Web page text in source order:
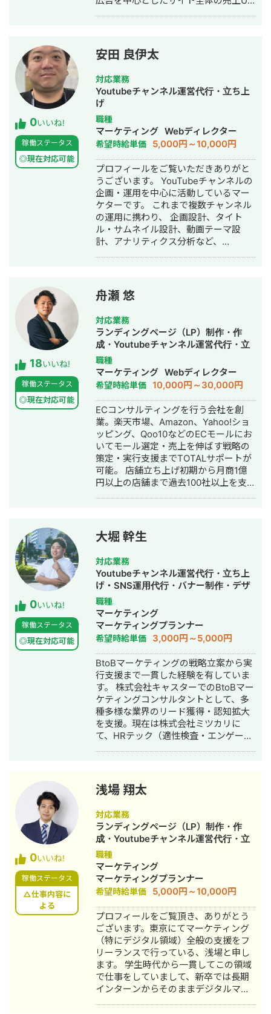
・人材紹介：toC/toBいずれも経験あり
・営業代行 ・SaaS ・広告代理店 ・飲
す。 データに連動して数値を改善して
いくアプローチでは90%以上の再現性
があります（期間限定キャンペーン、
アプリ無料登録など一部除く）。 経験
業種：EC通販系、学習塾、クリニッ
ク、工務店、歯科、英会話、留学、
WEB3.0、アパレル、士業、ブライダ
ル、人材、事務用品、工具、BtoB系な
ど ■独自性はWEB広告×GA4解析×独
自データ基盤（Tableau / Looker
Studio / BigQuery）で数値を徹底監視
して、ユーザー行動/心理に基づく
PDCAを素早く実行していることで
す。 最近はAI時代で、クリエイティブ
を①背景②素材③キャッチコピーに
分けて量産して、静止画、動画を顧客
の規定に合わせて高速でA/Bテスト行
い、成果改善につなげる実績も出し始
て独立。 業務委託歴：博報堂、富士
通、ゼビオ、EPARKなど10社以上 講師
歴：新潟大学EC特別講座、オンライン
サロン(2000人)広告講座など 海外カン
ファレンス：Tableauカンファレン
ス、ADVERTISING WEEK、SMX、
Pubcon ■BIツールTableauなどによる
KPIダッシュボード、データ基盤構築、
レポート+分析提案、自動化支援も行っ
ています。全顧客に対して、完全自動
化で前日までの流入、CVの数値がすぐ
分かるようにしています。 ■外注者、
パートナーは常に探しているので、提
携できる方のご連絡も大歓迎です！！
0いいね!
稼働ステータス
◎現在対応可能
安田 良伊太
対応業務
Youtubeチャンネル運営代行・立ち上
げ
職種
マーケティング Webディレクター
希望時給単価 5,000円～10,000円
プロフィールをご覧いただきありがと
うございます。 YouTubeチャンネルの
企画・運用を中心に活動しているマー
ケターです。 これまで複数チャンネル
の運用に携わり、 企画設計、タイト
ル・サムネイル設計、動画テーマ設
計、アナリティクス分析など、
レッション などのデータを基に分析を
行い、 再現性のあるチャンネル運用を
重視しています。 現在はYouTubeを軸
とした コンテンツマーケティングの支
援を行っており、 チャンネル立ち上げ
から既存チャンネルの改善まで対応可
能です。 企画・分析・運用まで一貫し
て対応できますので、 YouTube運用に
ついてお気軽にご相談ください。
18いいね!
稼働ステータス
◎現在対応可能
舟瀬 悠
対応業務
ランディングページ（LP）制作・作
成・Youtubeチャンネル運営代行・立
ち上げ・ECサイト構築・ネットショッ
プ作成代行・SEO対策・SNS運用代
行・ホームページ制作・作成・バナー
制作・デザイン・ロゴデザイン・作
成・リスティング広告運用代行・オウ
ンドメディア制作・構築・運用代行・
動画制作・動画編集
職種
マーケティング Webディレクター
希望時給単価 10,000円～30,000円
ECコンサルティングを行う会社を創
業。楽天市場、Amazon、Yahoo!ショ
ッピング、Qoo10などのECモールにお
いてモール選定・売上を伸ばす戦略の
策定・実行支援までTOTALサポートが
可能。 店舗立ち上げ初期から月商1億
円以上の店舗まで過去100社以上を支援
ルハックを得意としており多くの店舗
でモール内ランキング1位を獲得。
0いいね!
稼働ステータス
◎現在対応可能
大堀 幹生
対応業務
Youtubeチャンネル運営代行・立ち上
げ・SNS運用代行・バナー制作・デザ
イン・動画制作・動画編集
職種
マーケティング
マーケティングプランナー
希望時給単価 3,000円～5,000円
BtoBマーケティングの戦略立案から実
行支援まで一貫した経験を有していま
す。 株式会社キャスターでのBtoBマー
ケティングコンサルタントとして、多
種多様な業界のリード獲得・認知拡大
を支援。現在は株式会社ミツカリに
て、HRテック（適性検査・エンゲージ
0いいね!
稼働ステータス
△仕事内容に
よる
浅場 翔太
対応業務
ランディングページ（LP）制作・作
成・Youtubeチャンネル運営代行・立
ち上げ・ECサイト構築・ネットショッ
プ作成代行・SEO対策・新規事業立
上・SNS運用代行・ホームページ制
作・作成・リスティング広告運用代
行・動画制作・動画編集
職種
マーケティング
マーケティングプランナー
希望時給単価 5,000円～10,000円
プロフィールをご覧頂き、ありがとう
ございます。東京にてマーケティング
（特にデジタル領域）全般の支援をフ
リーランスで行っている、浅場と申し
ます。 学生時代から一貫してこの領域
で仕事をしていまして、新卒では長期
インターンからそのままデジタルマー